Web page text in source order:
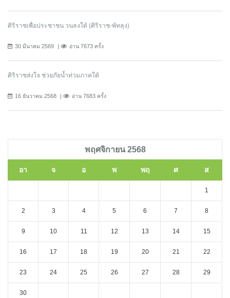
ศิริราชเพื่อประชาชน วนลงใต้ (ศิริราช-พัทลุง)
30 มีนาคม 2569 อ่าน 7673 ครั้ง
ศิริราชส่งใจ ช่วยภัยน้ำท่วมภาคใต้
16 ธันวาคม 2568 อ่าน 7683 ครั้ง
พฤศจิกายน 2568
อา จ อ พ พฤ ศ ส
1
2 3 4 5 6 7 8
9 10 11 12 13 14 15
16 17 18 19 20 21 22
23 24 25 26 27 28 29
30